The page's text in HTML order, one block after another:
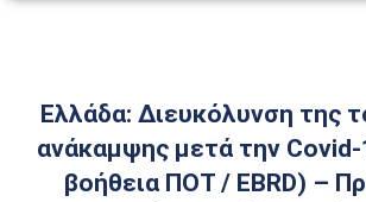
Ελλάδα: Διευκόλυνση της
ανάκαμψης μετά την Covid-
βοήθεια ΠΟΤ / EBRD) –